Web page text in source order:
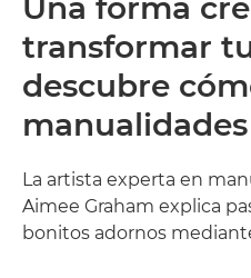
Una forma
transformar
descubre
La artista experta en
Aimee Graham explica
bonitos adornos